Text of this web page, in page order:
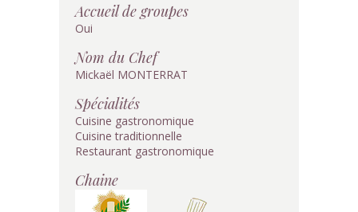
Accueil de groupes
Oui
Nom du Chef
Mickaël MONTERRAT
Spécialités
Cuisine gastronomique
Cuisine traditionnelle
Restaurant gastronomique
Chaine